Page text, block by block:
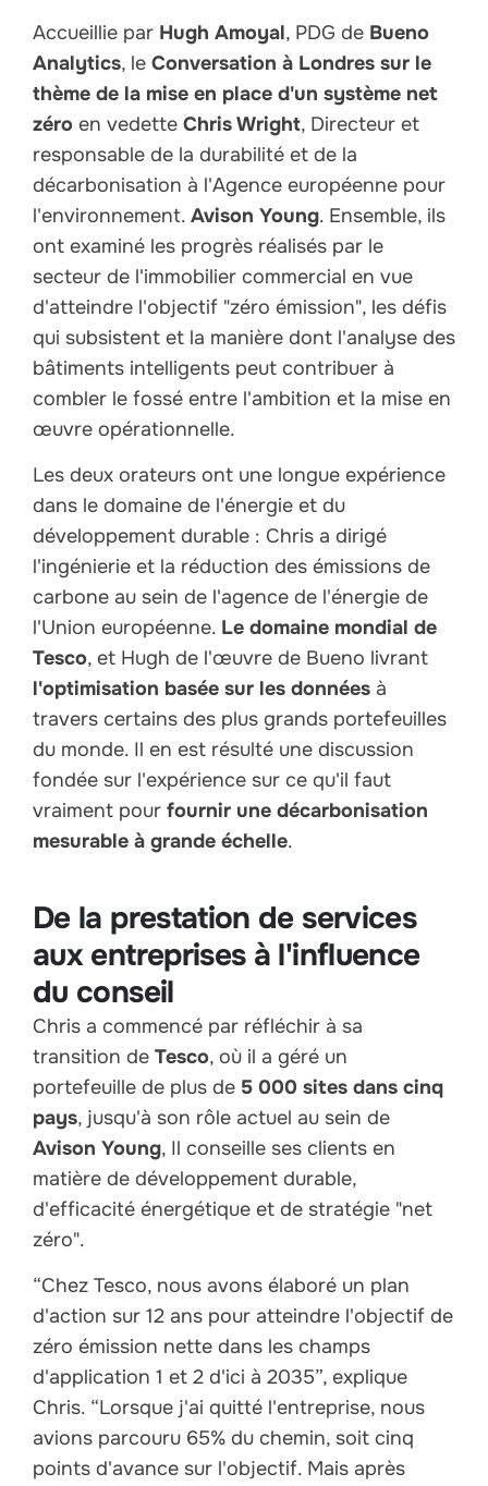
Accueillie par Hugh Amoyal, PDG de Bueno
Analytics, le Conversation à Londres sur le
thème de la mise en place d'un système net
zéro en vedette Chris Wright, Directeur et
responsable de la durabilité et de la
décarbonisation à l'Agence européenne pour
l'environnement. Avison Young. Ensemble, ils
ont examiné les progrès réalisés par le
secteur de l'immobilier commercial en vue
d'atteindre l'objectif "zéro émission", les défis
qui subsistent et la manière dont l'analyse des
bâtiments intelligents peut contribuer à
combler le fossé entre l'ambition et la mise en
œuvre opérationnelle.
Les deux orateurs ont une longue expérience
dans le domaine de l'énergie et du
développement durable : Chris a dirigé
l'ingénierie et la réduction des émissions de
carbone au sein de l'agence de l'énergie de
l'Union européenne. Le domaine mondial de
Tesco, et Hugh de l'œuvre de Bueno livrant
l'optimisation basée sur les données à
travers certains des plus grands portefeuilles
du monde. Il en est résulté une discussion
fondée sur l'expérience sur ce qu'il faut
vraiment pour fournir une décarbonisation
mesurable à grande échelle.
De la prestation de services
aux entreprises à l'influence
du conseil
Chris a commencé par réfléchir à sa
transition de Tesco, où il a géré un
portefeuille de plus de 5 000 sites dans cinq
pays, jusqu'à son rôle actuel au sein de
Avison Young, Il conseille ses clients en
matière de développement durable,
d'efficacité énergétique et de stratégie "net
zéro".
“Chez Tesco, nous avons élaboré un plan
d'action sur 12 ans pour atteindre l'objectif de
zéro émission nette dans les champs
d'application 1 et 2 d'ici à 2035”, explique
Chris. “Lorsque j'ai quitté l'entreprise, nous
avions parcouru 65% du chemin, soit cinq
points d'avance sur l'objectif. Mais après